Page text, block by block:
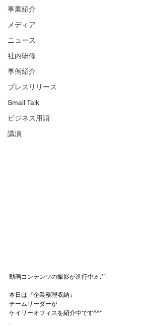
事業紹介
メディア
ニュース
社内研修
事例紹介
プレスリリース
Small Talk
ビジネス用語
講演
動画コンテンツの撮影が進行中♬.*ﾟ
本日は『企業整理収納』
チームリーダーが
ケイリーオフィスを紹介中です^^*
.